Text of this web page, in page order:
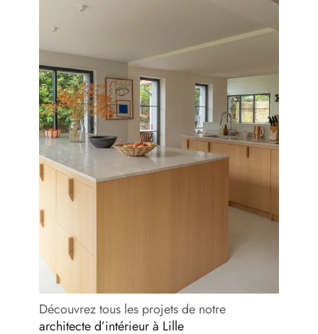
Découvrez tous les projets de notre
architecte d’intérieur à Lille